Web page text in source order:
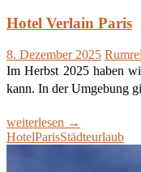
Hotel Verlain Paris
8. Dezember 2025
Im Herbst 2025 haben
kann. In der Umgebung
Hotel
Verlain
weiterlesen →
HotelParisStädteurlaub